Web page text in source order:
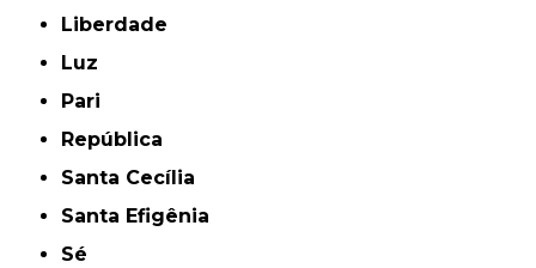
Liberdade
Luz
Pari
República
Santa Cecília
Santa Efigênia
Sé